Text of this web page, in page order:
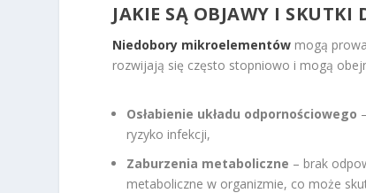
JAKIE SĄ OBJAWY I SKUTKI
Niedobory mikroelementów mogą
rozwijają się często stopniowo i mogą
Osłabienie układu odpornościowego
ryzyko infekcji,
Zaburzenia metaboliczne – brak
metaboliczne w organizmie, co może